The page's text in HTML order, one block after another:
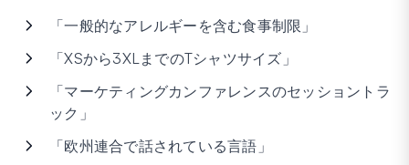
「一般的なアレルギーを含む食事制限」
「XSから3XLまでのTシャツサイズ」
「マーケティングカンファレンスのセッショントラ
ック」
「欧州連合で話されている言語」